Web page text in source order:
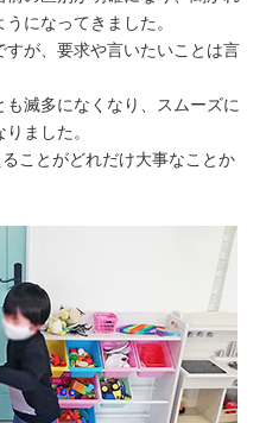
になってきました。
が、要求や言いたいことは言
滅多になくなり、スムーズに
ました。
ことがどれだけ大事なことか